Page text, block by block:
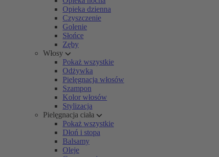
Opieka dzienna
Czyszczenie
Golenie
Słońce
Zęby
Włosy
Pokaż wszystkie
Odżywka
Pielęgnacja włosów
Szampon
Kolor włosów
Stylizacja
Pielęgnacja ciała
Pokaż wszystkie
Dłoń i stopa
Balsamy
Oleje